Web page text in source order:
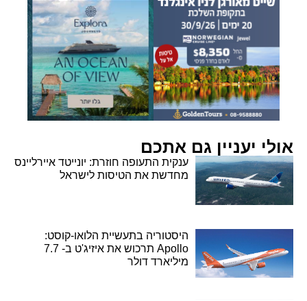
אולי יעניין גם אתכם
ענקית התעופה חוזרת: יונייטד איירליינס
מחדשת את הטיסות לישראל
היסטוריה בתעשיית הלואו-קוסט:
Apollo תרכוש את איזיג'ט ב- 7.7
מיליארד דולר